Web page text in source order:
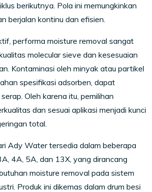
berikutnya. Pola ini memungkinkan
berjalan kontinu dan efisien.
performa moisture removal sangat
molecular sieve dan kesesuaian
Kontaminasi oleh minyak atau partikel
spesifikasi adsorben, dapat
Oleh karena itu, pemilihan
dan sesuai aplikasi menjadi kunci
total.
Ady Water tersedia dalam beberapa
4A, 5A, dan 13X, yang dirancang
moisture removal pada sistem
Produk ini dikemas dalam drum besi